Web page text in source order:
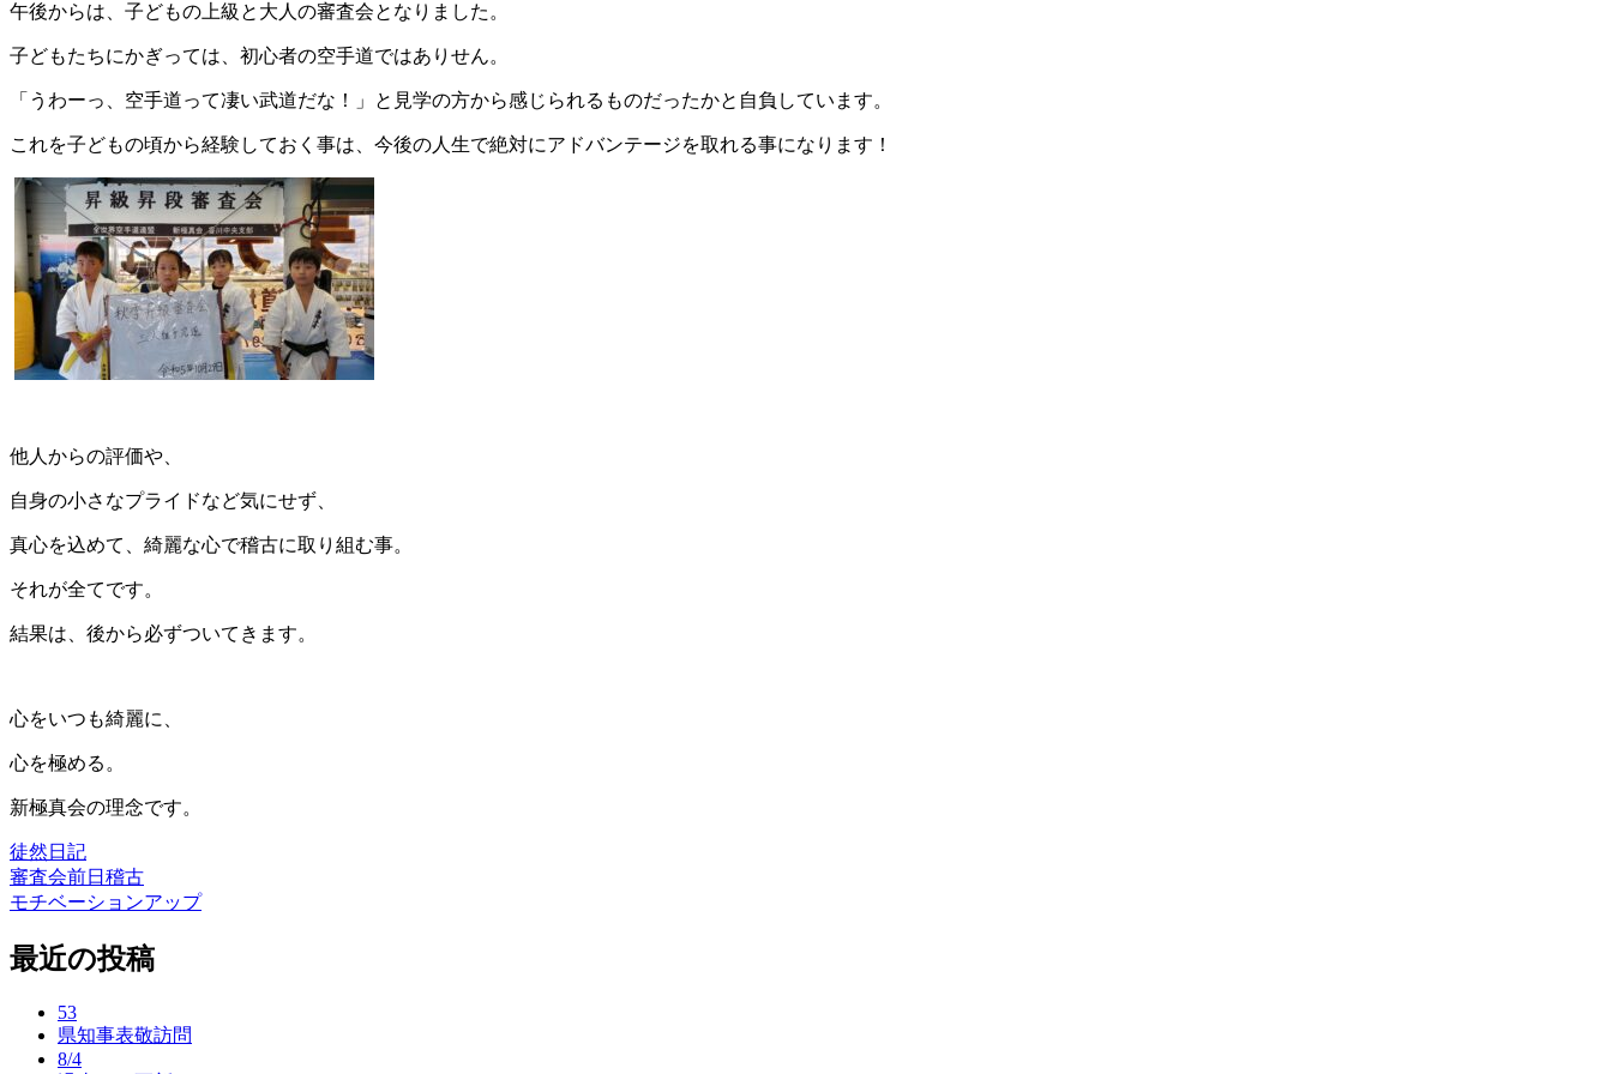
午後からは、子どもの上級と大人の審査会となりました。
子どもたちにかぎっては、初心者の空手道ではありせん。
「うわーっ、空手道って凄い武道だな！」と見学の方から感じられるものだったかと自負しています。
これを子どもの頃から経験しておく事は、今後の人生で絶対にアドバンテージを取れる事になります！
他人からの評価や、
自身の小さなプライドなど気にせず、
真心を込めて、綺麗な心で稽古に取り組む事。
それが全てです。
結果は、後から必ずついてきます。
心をいつも綺麗に、
心を極める。
新極真会の理念です。
徒然日記
投
稿
ナ
審査会前日稽古
モチベーションアップ
最近の投稿
53
県知事表敬訪問
8/4